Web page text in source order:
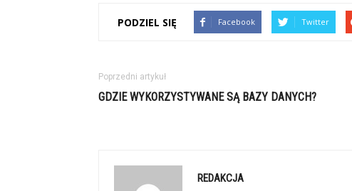
PODZIEL SIĘ Facebook Twitter
Poprzedni artykuł
GDZIE WYKORZYSTYWANE SĄ BAZY DANYCH?
REDAKCJA